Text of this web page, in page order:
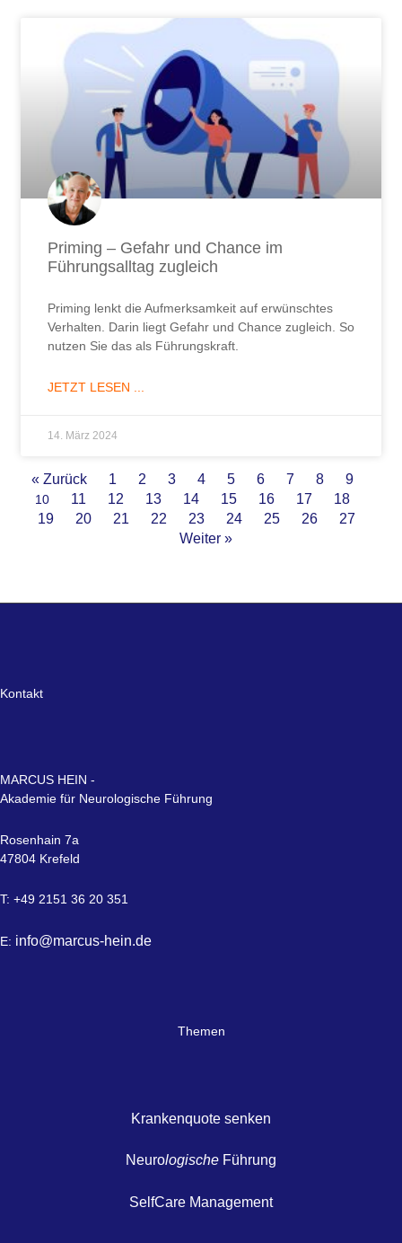
Priming – Gefahr und Chance im
Führungsalltag zugleich
Priming lenkt die Aufmerksamkeit auf erwünschtes
Verhalten. Darin liegt Gefahr und Chance zugleich. So
nutzen Sie das als Führungskraft.
JETZT LESEN ...
14. März 2024
« Zurück 1 2 3 4 5 6 7 8 9
10 11 12 13 14 15 16 17
18
19
20 21 22 23 24 25 26
27
Weiter »
Kontakt
MARCUS HEIN -
Akademie für Neurologische Führung
Rosenhain 7a
47804 Krefeld
T: +49 2151 36 20 351
E: info@marcus-hein.de
Themen
Krankenquote senken
Neurologische Führung
SelfCare Management